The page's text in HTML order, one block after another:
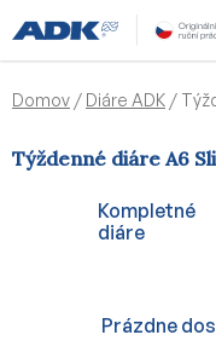
na
obsah
Domov / Diáre ADK /
Týždenné diáre A6
Kompletné
diáre
Prázdne